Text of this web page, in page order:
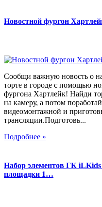
Новостной фургон
Сообщи важную новость о
торте в городе с помощью
фургона Хартлейк! Найди
на камеру, а потом
видеомонтажной и
трансляции.Подготовь...
Подробнее »
Набор элементов ГК
площадки 1…